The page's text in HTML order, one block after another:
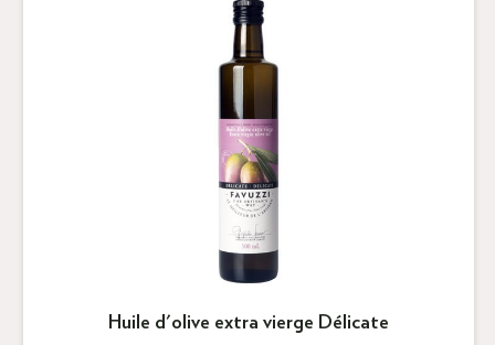
Huile d'olive extra vierge Délicate